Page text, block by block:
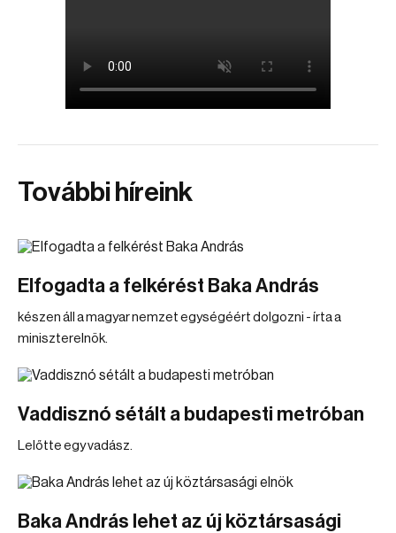
További híreink
Elfogadta a felkérést Baka András
készen áll a magyar nemzet egységéért dolgozni - írta a
miniszterelnök.
Vaddisznó sétált a budapesti metróban
Lelőtte egy vadász.
Baka András lehet az új köztársasági